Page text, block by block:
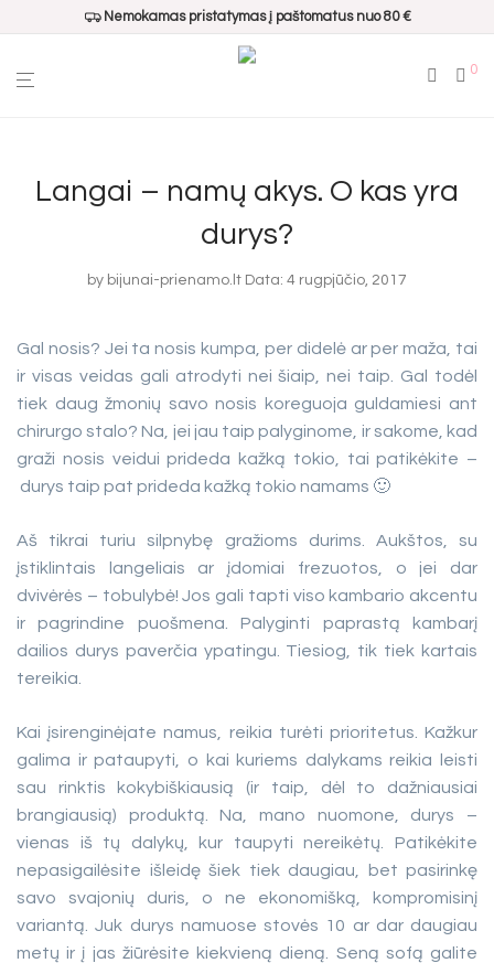
Nemokamas pristatymas į paštomatus nuo 80 €
0
Langai – namų akys. O kas yra
durys?
by bijunai-prienamo.lt Data: 4 rugpjūčio, 2017
Gal nosis? Jei ta nosis kumpa, per didelė ar per maža, tai
ir visas veidas gali atrodyti nei šiaip, nei taip. Gal todėl
tiek daug žmonių savo nosis koreguoja guldamiesi ant
chirurgo stalo? Na, jei jau taip palyginome, ir sakome, kad
graži nosis veidui prideda kažką tokio, tai patikėkite –
durys taip pat prideda kažką tokio namams 🙂
Aš tikrai turiu silpnybę gražioms durims. Aukštos, su
įstiklintais langeliais ar įdomiai frezuotos, o jei dar
dvivėrės – tobulybė! Jos gali tapti viso kambario akcentu
ir pagrindine puošmena. Palyginti paprastą kambarį
dailios durys paverčia ypatingu. Tiesiog, tik tiek kartais
tereikia.
Kai įsirenginėjate namus, reikia turėti prioritetus. Kažkur
galima ir pataupyti, o kai kuriems dalykams reikia leisti
sau rinktis kokybiškiausią (ir taip, dėl to dažniausiai
brangiausią) produktą. Na, mano nuomone, durys –
vienas iš tų dalykų, kur taupyti nereikėtų. Patikėkite
nepasigailėsite išleidę šiek tiek daugiau, bet pasirinkę
savo svajonių duris, o ne ekonomišką, kompromisinį
variantą. Juk durys namuose stovės 10 ar dar daugiau
metų ir į jas žiūrėsite kiekvieną dieną. Seną sofą galite